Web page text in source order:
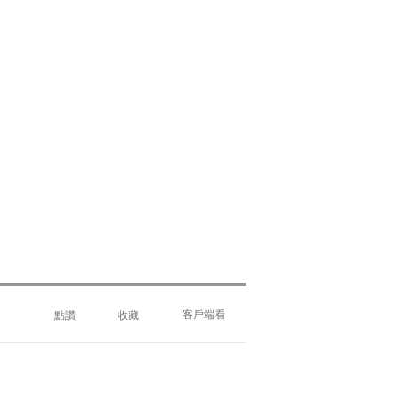
點讚 收藏 客戶端看